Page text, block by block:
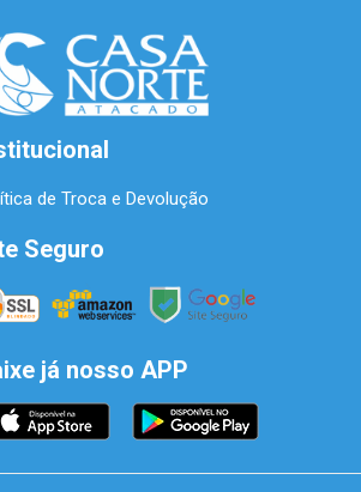
de Troca e Devolução
Seguro
já nosso APP